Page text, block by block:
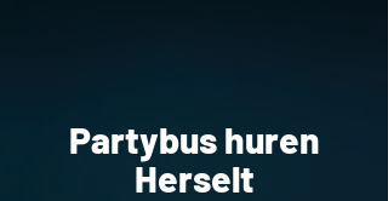
Partybus huren
Herselt